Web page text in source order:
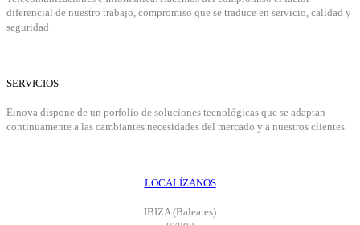
diferencial de nuestro trabajo, compromiso que se traduce en servicio, calidad y
seguridad
SERVICIOS
Einova dispone de un porfolio de soluciones tecnológicas que se adaptan
continuamente a las cambiantes necesidades del mercado y a nuestros clientes.
LOCALÍZANOS
IBIZA (Baleares)